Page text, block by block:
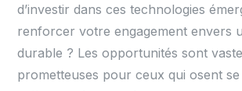
d’investir dans ces technologies
renforcer votre engagement envers
durable ? Les opportunités sont
prometteuses pour ceux qui osent